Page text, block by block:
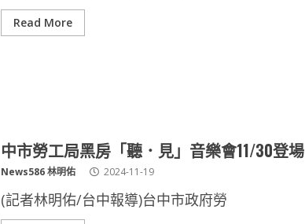
Read More
中市勞工局黑房「聽．見」音樂會11/30登場
News586 林明佑 2024-11-19
(記者林明佑/台中報導)台中市政府勞